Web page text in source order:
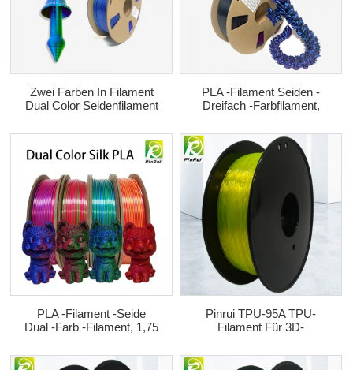
Zwei Farben In Filament
Dual Color Seidenfilament
Filament Pinrui
PLA -Filament Seiden -
Dreifach -Farbfilament,
3D -Druckerfilament
PLA -Filament -Seide
Dual -Farb -Filament, 1,75
Druckerfilament
Pinrui TPU-95A TPU-
Filament Für 3D-